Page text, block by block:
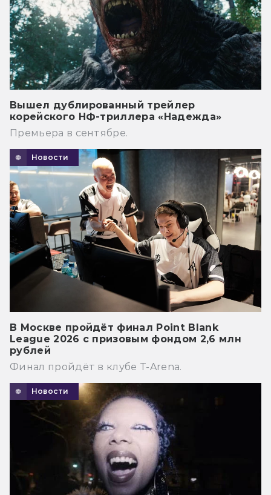
Вышел дублированный трейлер
корейского НФ-триллера «Надежда»
Премьера в сентябре.
Новости
В Москве пройдёт финал Point Blank
League 2026 с призовым фондом 2,6 млн
рублей
Финал пройдёт в клубе T-Arena.
Новости